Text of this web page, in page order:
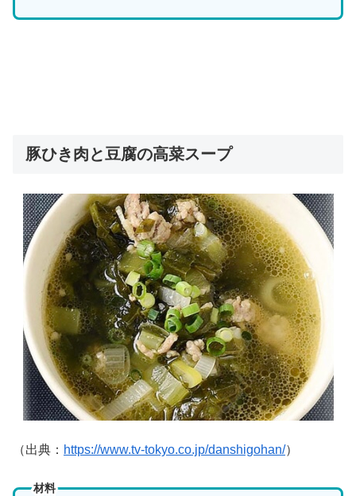
豚ひき肉と豆腐の高菜スープ
（出典： https://www.tv-tokyo.co.jp/danshigohan/）
材料